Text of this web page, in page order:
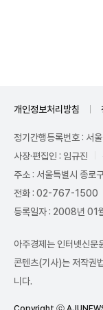
개인정보처리방침
정기간행등록번호 : 서
사장·편집인 : 임규진
주소 : 서울특별시 종
전화 : 02-767-1500
등록일자 : 2008년 01
아주경제는 인터넷신문
콘텐츠(기사)는 저작권
니다.